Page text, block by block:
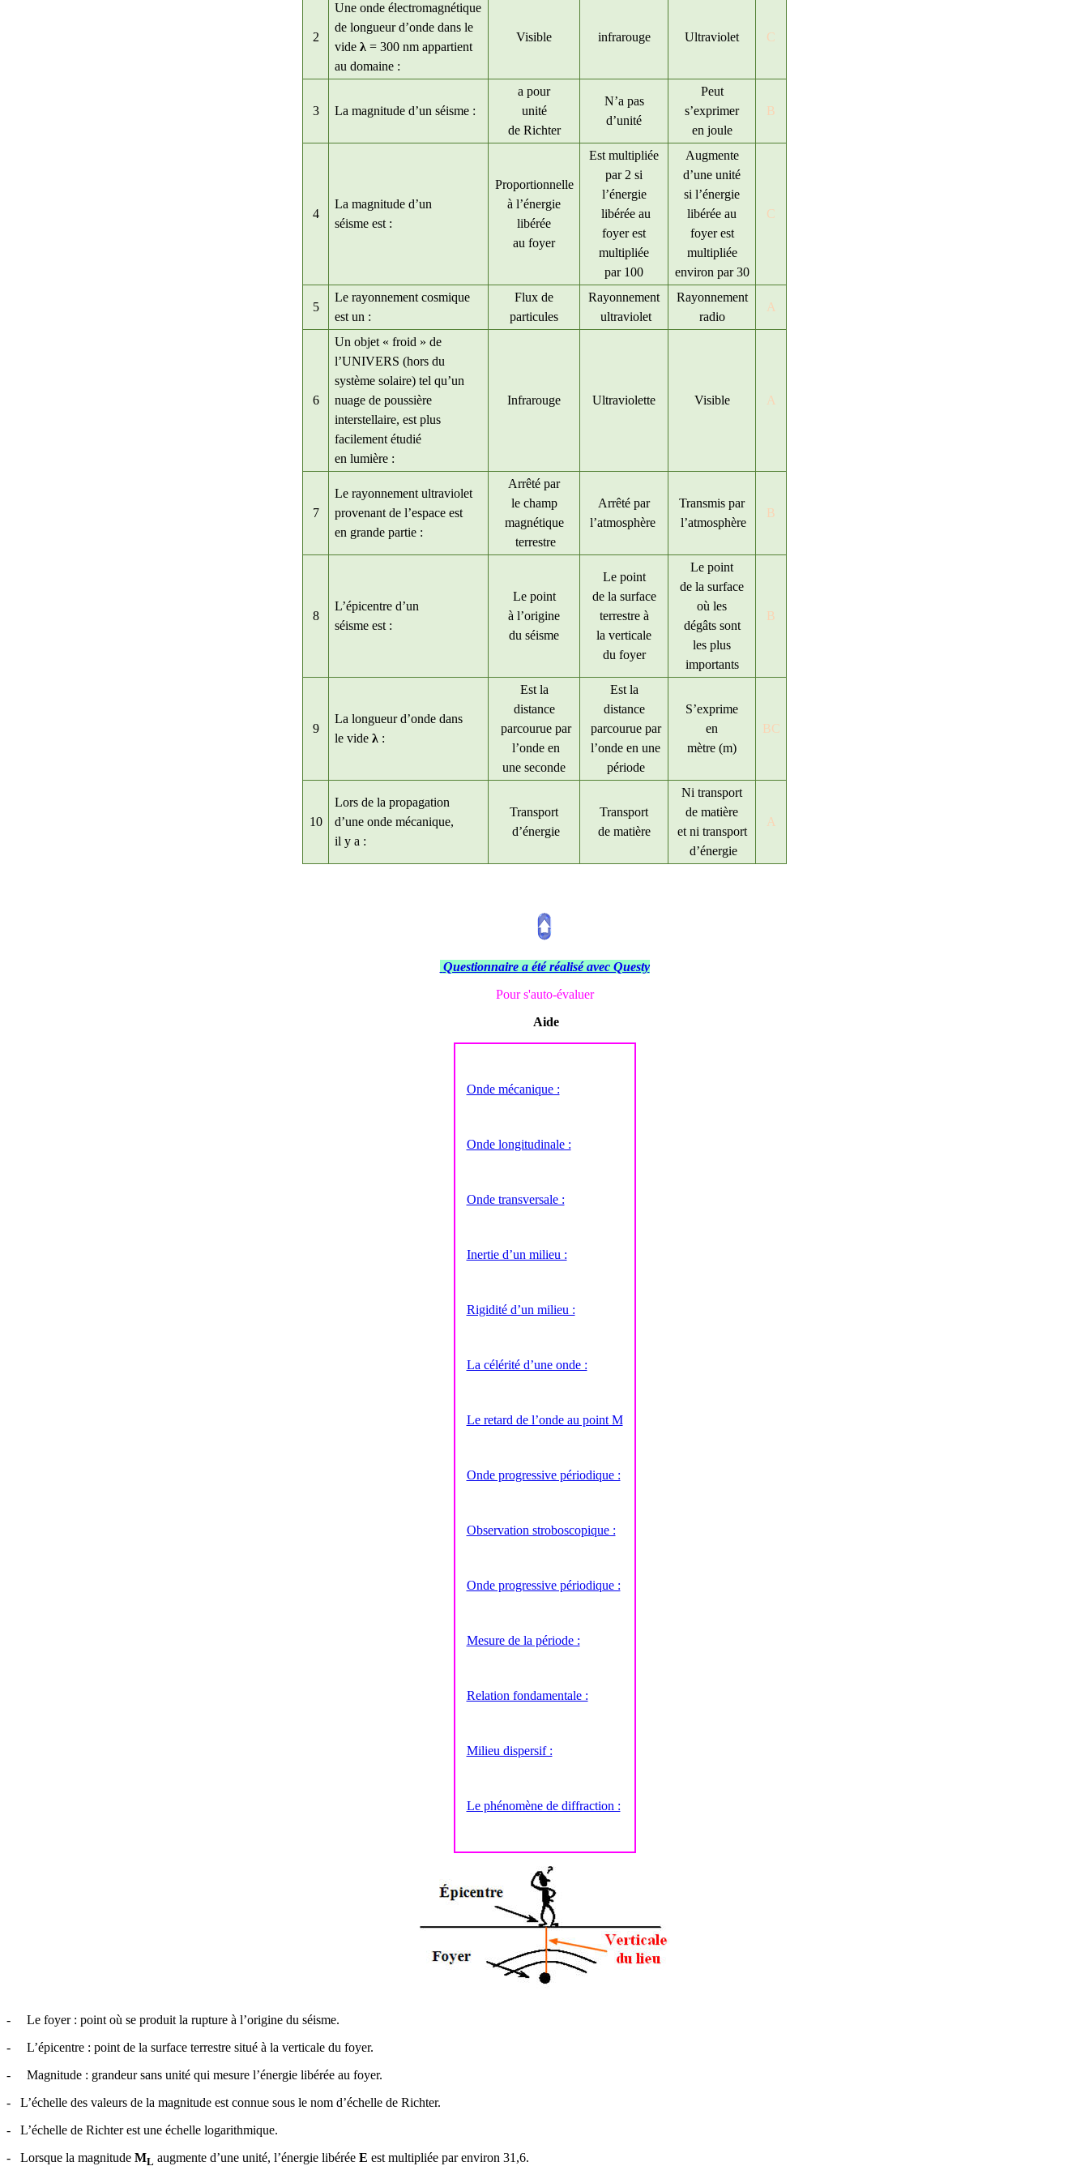
2
Une onde électromagnétique
de longueur d’onde dans le
videλ = 300 nm appartient
au domaine :
Visible infrarouge Ultraviolet C
3 La magnitude d’un séisme :
a pour
unité
de Richter
N’a pas
d’unité
Peut
s’exprimer
en joule
B
4
La magnitude d’un
séisme est :
Proportionnelle
à l’énergie
libérée
au foyer
Est multipliée
par 2 si
l’énergie
libérée au
foyer est
multipliée
par 100
Augmente
d’une unité
si l’énergie
libérée au
foyer est
multipliée
environ par 30
C
5
Le rayonnement cosmique
est un :
Flux de
particules
Rayonnement
ultraviolet
Rayonnement
radio
A
6
Un objet « froid » de
l’UNIVERS (hors du
système solaire) tel qu’un
nuage de poussière
interstellaire, est plus
facilement étudié
en lumière :
Infrarouge Ultraviolette Visible A
7
Le rayonnement ultraviolet
provenant de l’espace est
en grande partie :
Arrêté par
le champ
magnétique
terrestre
Arrêté par
l’atmosphère
Transmis par
l’atmosphère
B
8
L’épicentre d’un
séisme est :
Le point
à l’origine
du séisme
Le point
de la surface
terrestre à
la verticale
du foyer
Le point
de la surface
où les
dégâts sont
les plus
importants
B
9
La longueur d’onde dans
le videλ :
Est la
distance
parcourue par
l’onde en
une seconde
Est la
distance
parcourue par
l’onde en une
période
S’exprime
en
mètre (m)
BC
10
Lors de la propagation
d’une onde mécanique,
il y a :
Transport
d’énergie
Transport
de matière
Ni transport
de matière
et ni transport
d’énergie
A
Questionnaire a été réalisé avec Questy
Pour s'auto-évaluer
Aide
Onde mécanique :
Onde longitudinale :
Onde transversale :
Inertie d’un milieu :
Rigidité d’un milieu :
La célérité d’une onde :
Le retard de l’onde au point M
Onde progressive périodique :
Observation stroboscopique :
Onde progressive périodique :
Mesure de la période :
Relation fondamentale :
Milieu dispersif :
Le phénomène de diffraction :
-
Le foyer : point où se produit la rupture à l’origine du séisme.
-
L’épicentre : point de la surface terrestre situé à la verticale du foyer.
-
Magnitude : grandeur sans unité qui mesure l’énergie libérée au foyer.
- L’échelle des valeurs de la magnitude est connue sous le nom d’échelle de Richter.
- L’échelle de Richter est une échelle logarithmique.
- Lorsque la magnitude ML augmente d’une unité, l’énergie libérée E est multipliée par environ 31,6.